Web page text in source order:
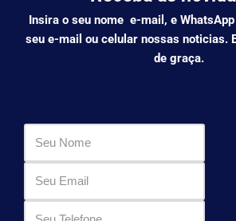
Insira o seu nome e-mail, e
seu e-mail ou celular nossas noticias.
de graça.